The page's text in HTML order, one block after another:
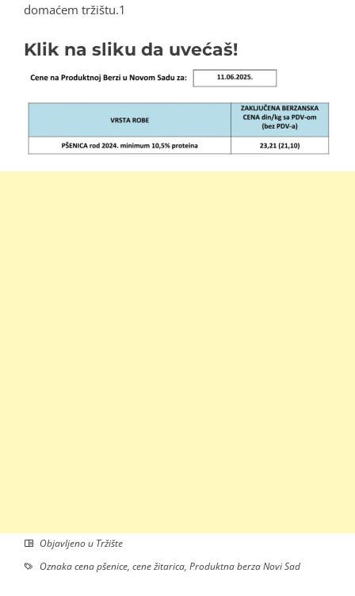
domaćem tržištu.1
Klik na sliku da uvećaš!
Objavljeno u Tržište
Oznakacena pšenice, cene žitarica, Produktna berza Novi Sad